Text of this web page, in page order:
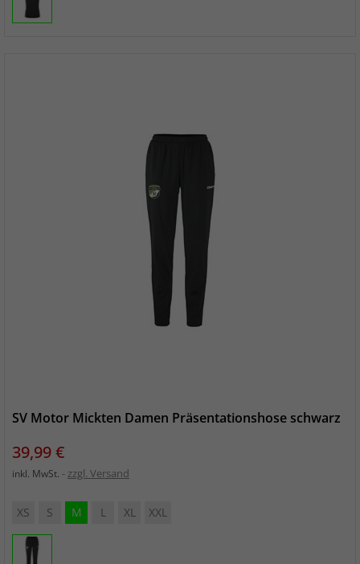
SV Motor Mickten Damen Präsentationshose schwarz
Preis
39,99 €
inkl. MwSt. zzgl. Versand
XS S M L XL XXL